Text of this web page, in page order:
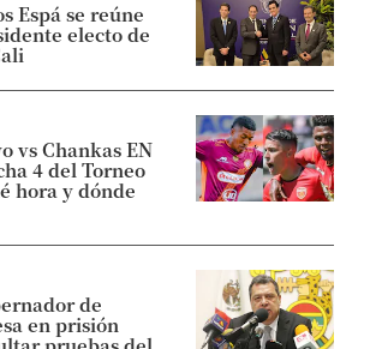
Espá se reúne
electo de
vs Chankas EN
4 del Torneo
hora y dónde
de
en prisión